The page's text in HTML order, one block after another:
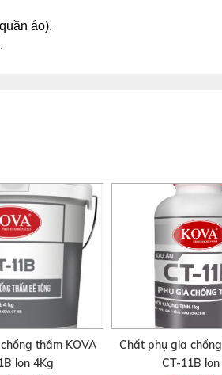
áo).
thấm KOVA
lon 4Kg
Chất phụ gia
CT-11B lon